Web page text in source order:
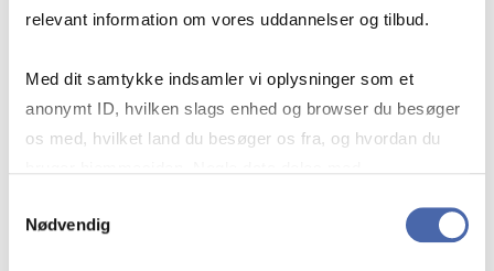
relevant information om vores uddannelser og tilbud.
Med dit samtykke indsamler vi oplysninger som et
anonymt ID, hvilken slags enhed og browser du besøger
os med, hvilket land du besøger os fra, og hvordan du
markedsføring. Du bestemmer selv - og kan altid trække
Nødvendig
virksomheder møder i vores komplekse verden.
effektivitet og…
Økonomi og matematik Kultur og samfund